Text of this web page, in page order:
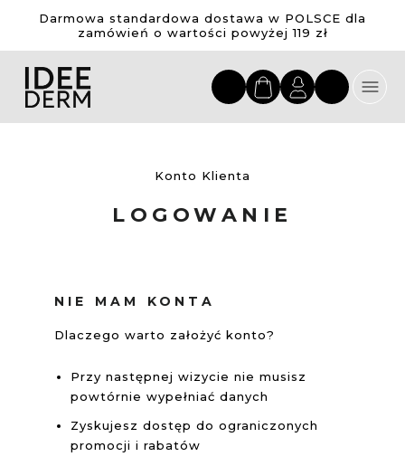
Darmowa standardowa dostawa w POLSCE dla
zamówień o wartości powyżej 119 zł
Przejdź
do
Konto Klienta
LOGOWANIE
NIE MAM KONTA
Dlaczego warto założyć konto?
Przy następnej wizycie nie musisz
powtórnie wypełniać danych
Zyskujesz dostęp do ograniczonych
promocji i rabatów